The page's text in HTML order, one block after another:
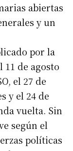
abiertas
y un
por la
de agosto
el 27 de
y el 24 de
vuelta. Sin
según el
políticas